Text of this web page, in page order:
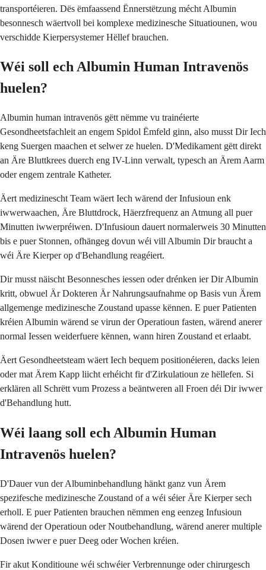
transportéieren. Dës ëmfaassend Ënnerstëtzung mécht Albumin
besonnesch wäertvoll bei komplexe medizinesche Situatiounen, wou
verschidde Kierpersystemer Hëllef brauchen.
Wéi soll ech Albumin Human Intravenös
huelen?
Albumin human intravenös gëtt nëmme vu trainéierte
Gesondheetsfachleit an engem Spidol Ëmfeld ginn, also musst Dir Iech
keng Suergen maachen et selwer ze huelen. D'Medikament gëtt direkt
an Äre Bluttkrees duerch eng IV-Linn verwalt, typesch an Ärem Aarm
oder engem zentrale Katheter.
Äert medizinescht Team wäert Iech wärend der Infusioun enk
iwwerwaachen, Äre Bluttdrock, Häerzfrequenz an Atmung all puer
Minutten iwwerpréiwen. D'Infusioun dauert normalerweis 30 Minutten
bis e puer Stonnen, ofhängeg dovun wéi vill Albumin Dir braucht a
wéi Äre Kierper op d'Behandlung reagéiert.
Dir musst näischt Besonnesches iessen oder drénken ier Dir Albumin
kritt, obwuel Är Dokteren Är Nahrungsaufnahme op Basis vun Ärem
allgemenge medizinesche Zoustand upasse kënnen. E puer Patienten
kréien Albumin wärend se virun der Operatioun fasten, wärend anerer
normal Iessen weiderfuere kënnen, wann hiren Zoustand et erlaabt.
Äert Gesondheetsteam wäert Iech bequem positionéieren, dacks leien
oder mat Ärem Kapp liicht erhéicht fir d'Zirkulatioun ze hëllefen. Si
erklären all Schrëtt vum Prozess a beäntweren all Froen déi Dir iwwer
d'Behandlung hutt.
Wéi laang soll ech Albumin Human
Intravenös huelen?
D'Dauer vun der Albuminbehandlung hänkt ganz vun Ärem
spezifesche medizinesche Zoustand of a wéi séier Äre Kierper sech
erholl. E puer Patienten brauchen nëmmen eng eenzeg Infusioun
wärend der Operatioun oder Noutbehandlung, wärend anerer multiple
Dosen iwwer e puer Deeg oder Wochen kréien.
Fir akut Konditioune wéi schwéier Verbrennunge oder chirurgesch